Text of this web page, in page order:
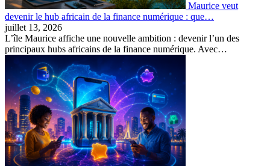
Maurice veut
devenir le hub africain de la finance numérique : que…
juillet 13, 2026
L’île Maurice affiche une nouvelle ambition : devenir l’un des
principaux hubs africains de la finance numérique. Avec…